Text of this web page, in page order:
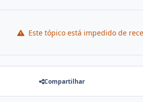
Este tópico está impedido de
Compartilhar